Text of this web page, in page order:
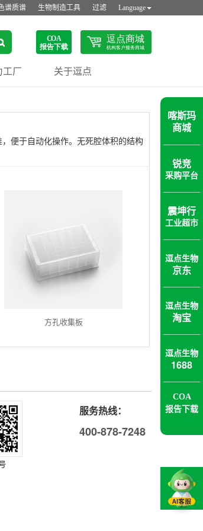
谱质谱 生物制造工具 过滤 Language
工厂 关于逗点
便于自动化操作。无死腔体积的结构
方孔收集板
喀斯玛
商城
锐竞
采购平台
震坤行
工业超市
逗点生物
京东
逗点生物
淘宝
逗点生物
1688
COA
报告下载
服务热线：
400-878-7248